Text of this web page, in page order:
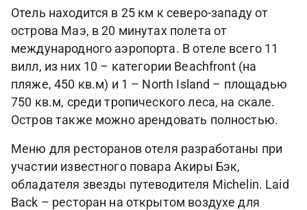
Отель находится в 25 км к северо-западу от
острова Маэ, в 20 минутах полета от
международного аэропорта. В отеле всего 11
вилл, из них 10 – категории Beachfront (на
пляже, 450 кв.м) и 1 – North Island – площадью
750 кв.м, среди тропического леса, на скале.
Остров также можно арендовать полностью.
Меню для ресторанов отеля разработаны при
участии известного повара Акиры Бэк,
обладателя звезды путеводителя Michelin. Laid
Back – ресторан на открытом воздухе для